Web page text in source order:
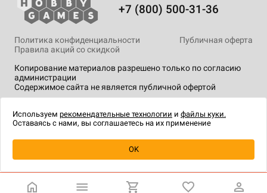
Уведомить о наличии
+7 (800) 500-31-36
Копирование материалов разрешено только по согласию
администрации
Содержимое сайта не является публичной офертой
Политика конфиденциальности
Публичная оферта
Правила акций со скидкой
технологии.
Используем рекомендательные технологии и файлы куки.
Оставаясь с нами, вы соглашаетесь на их применение
OK